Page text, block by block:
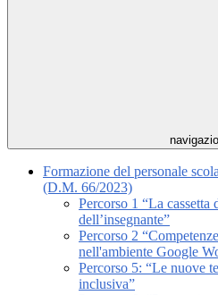
Formazione del personale
(D.M. 66/2023)
Percorso 1 “La
dell’insegnante”
Percorso 2
nell'ambiente Google
Percorso 5: “Le nuove
inclusiva”